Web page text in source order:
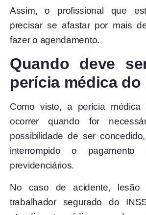
Assim, o profissional que
precisar se afastar por mais
fazer o agendamento.
Quando deve
perícia médica do
Como visto, a perícia médica
ocorrer quando for
possibilidade de ser concedido,
interrompido o pagamento
previdenciários.
No caso de acidente, lesão
trabalhador segurado do